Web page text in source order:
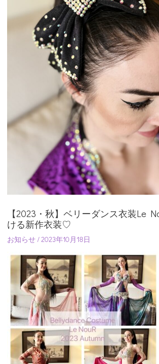
【2023・秋】ベリーダンス衣装Le
ける新作衣装♡
お知らせ/2023年10月18日